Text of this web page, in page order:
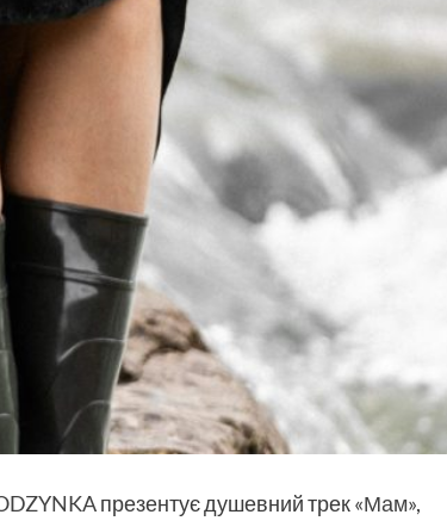
презентує душевний трек «Мам»,